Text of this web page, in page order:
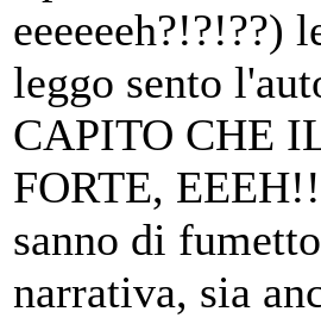
eeeeeeh?!?!??)
leggo sento
CAPITO CHE
FORTE,
sanno di
narrativa, sia